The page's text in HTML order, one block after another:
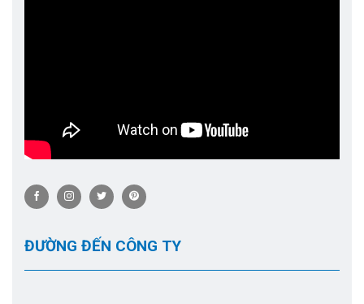
ĐƯỜNG ĐẾN CÔNG TY